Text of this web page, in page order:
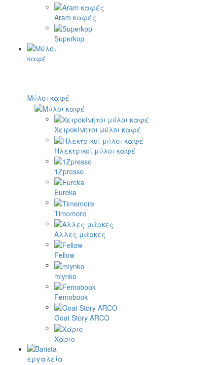
Aram καφές
Superkop
Μύλοι καφέ
Χειροκίνητοι μύλοι καφέ
Ηλεκτρικοί μύλοι καφέ
1Zpresso
Eureka
Timemore
Άλλες μάρκες
Fellow
mlynko
Femobook
Goat Story ARCO
Χάριο